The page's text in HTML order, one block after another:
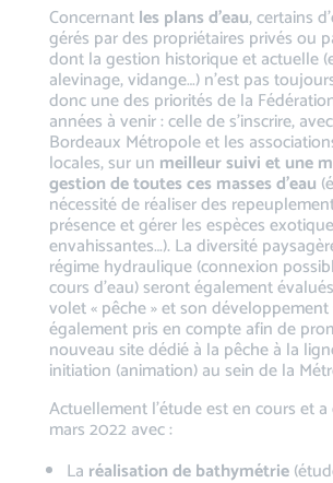
Concernantles plans d’eau, certains
gérés par des propriétaires privés ou
dont la gestion historique et actuelle
alevinage, vidange…) n’est pas
donc une des priorités de la
années à venir : celle de s’inscrire,
Bordeaux Métropole et les
locales, sur un meilleur suivi et une
gestion de toutes ces masses d’eau
nécessité de réaliser des
présence et gérer les espèces
envahissantes…). La diversité
régime hydraulique (connexion
cours d’eau) seront également
volet « pêche » et son développement
également pris en compte afin de
nouveau site dédié à la pêche à la
initiation (animation) au sein de la
Actuellement l’étude est en cours et
mars 2022 avec :
La réalisation de bathymétrie